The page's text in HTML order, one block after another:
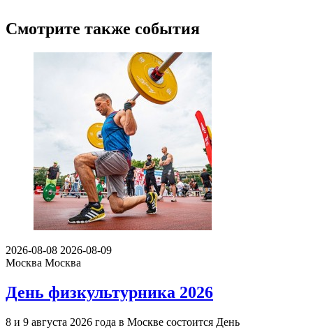
Смотрите также события
2026-08-08 2026-08-09
Москва Москва
День физкультурника 2026
8 и 9 августа 2026 года в Москве состоится День